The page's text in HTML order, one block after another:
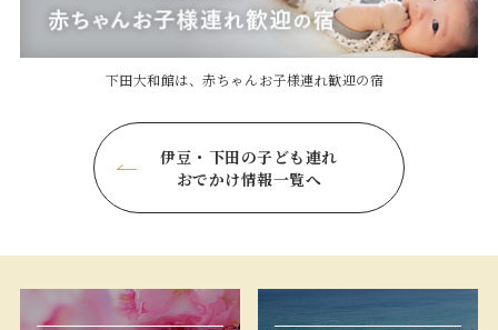
下田大和館は、赤ちゃんお子様連れ歓迎の宿
伊豆・下田の子ども連れ
おでかけ情報一覧へ